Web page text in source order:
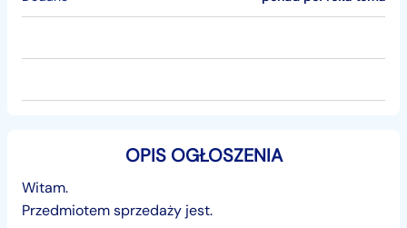
OPIS OGŁOSZENIA
Witam.
Przedmiotem sprzedaży jest.